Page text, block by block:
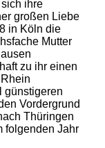
ihre
großen Liebe
in Köln die
Mutter
zu ihr einen
günstigeren
Vordergrund
Thüringen
folgenden Jahr